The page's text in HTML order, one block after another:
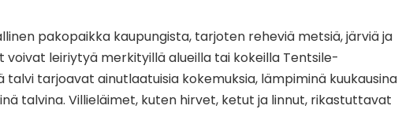
pakopaikka kaupungista, tarjoten reheviä metsiä, järviä ja
voivat leiriytyä merkityillä alueilla tai kokeilla Tentsile-
tarjoavat ainutlaatuisia kokemuksia, lämpiminä kuukausina
talvina. Villieläimet, kuten hirvet, ketut ja linnut, rikastuttavat